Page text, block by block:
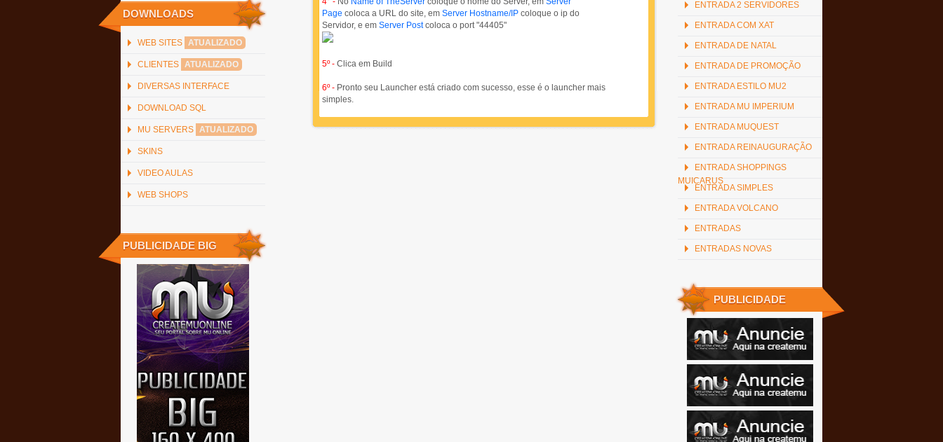
DOWNLOADS
WEB SITES ATUALIZADO
CLIENTES ATUALIZADO
DIVERSAS INTERFACE
DOWNLOAD SQL
MU SERVERS ATUALIZADO
SKINS
VIDEO AULAS
WEB SHOPS
PUBLICIDADE BIG
Page coloca a URL do site, em Server Hostname/IP coloque o ip do
Servidor, e em Server Postcoloca o port "44405"
5º - Clica em Build
6º - Pronto seu Launcher está criado com sucesso, esse é o launcher mais
simples.
ENTRADA 2 SERVIDORES
ENTRADA COM XAT
ENTRADA DE NATAL
ENTRADA DE PROMOÇÃO
ENTRADA ESTILO MU2
ENTRADA MU IMPERIUM
ENTRADA MUQUEST
ENTRADA REINAUGURAÇÃO
ENTRADA SHOPPINGS
MUICARUS
ENTRADA SIMPLES
ENTRADA VOLCANO
ENTRADAS
ENTRADAS NOVAS
PUBLICIDADE